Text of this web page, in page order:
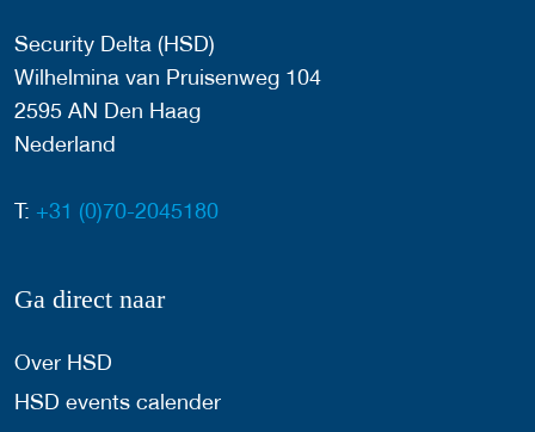
Security Delta (HSD)
Wilhelmina van Pruisenweg 104
2595 AN Den Haag
Nederland
T: +31 (0)70-2045180
Ga direct naar
Over HSD
HSD events calender